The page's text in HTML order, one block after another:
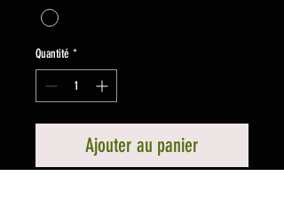
Quantité *
Ajouter au panier